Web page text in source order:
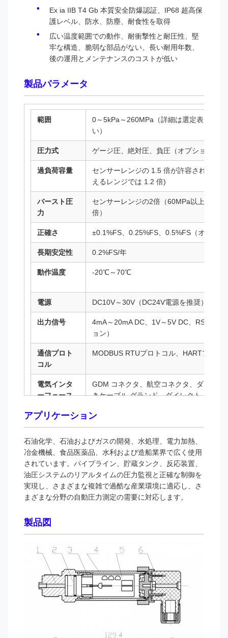
Ex ia IIB T4 Gb 本質安全防爆認証、IP68 超高保
護レベル、防水、防塵、耐食性を取得
広い温度範囲での動作、耐衝撃性と耐圧性、堅
牢な構造、脆弱な部品がない、長い耐用年数、
後の運用とメンテナンスのコストが低い
製品パラメータ
範囲
0～5kPa～260MPa（詳細は選定表をご参
い）
圧力式 ゲージ圧、絶対圧、負圧（オプション）
過負荷容量
センサーレンジの 1.5 倍が許容されます
えるレンジでは 1.2 倍)
バースト圧
力
センサーレンジの2倍（60MPa以上のレ
倍）
正確さ ±0.1%FS、0.25%FS、0.5%FS（オプショ
長期安定性 0.2%FS/年
動作温度 -20℃～70℃
電源 DC10V～30V（DC24V電源を推奨）
出力信号
4mA～20mA DC、1V～5V DC、RS485な
ョン）
通信プロト
コル
MODBUS RTUプロトコル、HARTプロト
電気インタ
ーフェース
GDM コネクタ、航空コネクタ、ダイレク
きケーブル グランド、ダイレクト リード
保護レベル IP65、IP68
防爆等級
Ex ia IIC T4 Ga、Ex d IIC T6 Gb、Ex tD
T80℃
保証期間 12ヶ月
アプリケーション
石油化学、石油およびガスの開発、水処理、電力加熱、
冶金機械、食品医薬品、水利および造船業界で広く使用
されています。パイプライン、貯蔵タンク、反応装置、
油圧システムのリアルタイムの圧力監視と正確な制御を
実現し、さまざまな複雑で過酷な産業環境に適応し、さ
まざまな分野の自動圧力測定の需要に対応します。
製品図